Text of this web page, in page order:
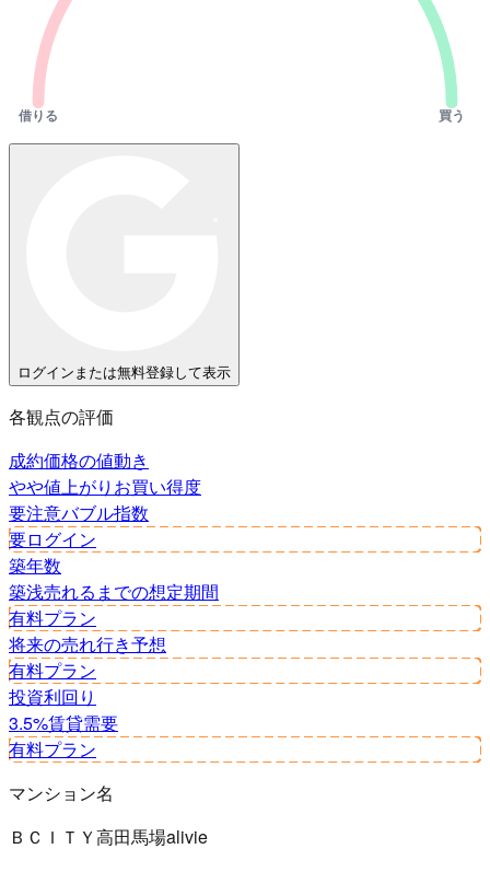
借りる 買う
ログインまたは無料登録して表示
各観点の評価
成約価格の値動き
やや値上がり お買い得度
要注意バブル指数
要ログイン
築年数
築浅売れるまでの想定期間
有料プラン
将来の売れ行き予想
有料プラン
投資利回り
3.5%賃貸需要
有料プラン
マンション名
ＢＣＩＴＹ高田馬場alivie